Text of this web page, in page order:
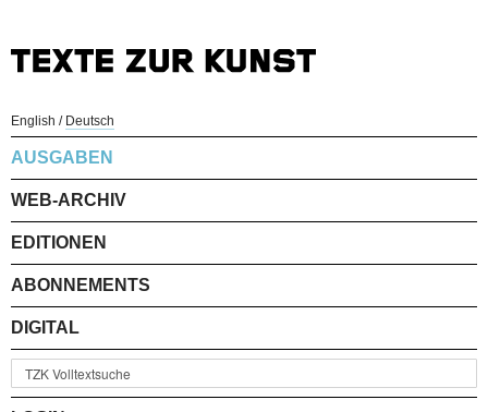
English / Deutsch
AUSGABEN
WEB-ARCHIV
EDITIONEN
ABONNEMENTS
DIGITAL